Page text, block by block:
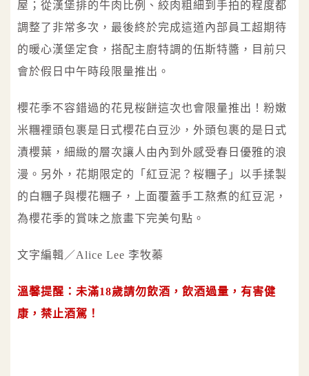
屋；從漢堡排的牛肉比例、絞肉粗細到手拍的程度都
調整了非常多次，最後終於完成這道內部員工超期待
的暖心漢堡定食，搭配主廚特調的伍斯特醬，目前只
會於假日中午時段限量推出。
櫻花季不容錯過的花見桜餅這次也會限量推出！粉嫩
米糰裡頭包裹是日式櫻花白豆沙，外頭包裹的是日式
漬櫻葉，細緻的層次讓人由內到外感受春日優雅的浪
漫。另外，花期限定的「紅豆泥？桜糰子」以手揉製
的白糰子與櫻花糰子，上面覆蓋手工熬煮的紅豆泥，
為櫻花季的賞味之旅畫下完美句點。
文字編輯／Alice Lee 李牧蓁
溫馨提醒：未滿18歲請勿飲酒，飲酒過量，有害健
康，禁止酒駕！